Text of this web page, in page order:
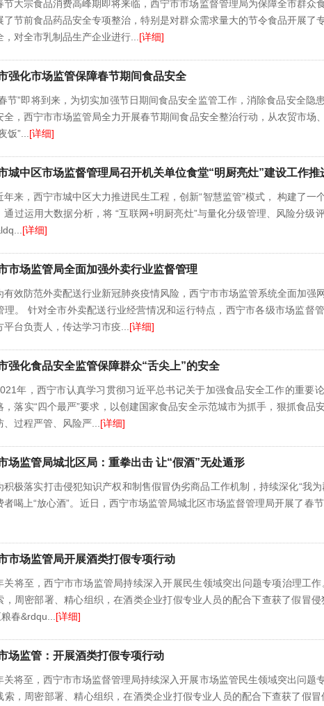
节大宗食品消费高峰期即将来临，西宁市市场监督管理局为保障全市群众
了节前食品药品安全专项整治，特别是对群众需求量大的节令食品开展了
，对全市乳制品生产企业进行... [详细]
强化市场监管保障春节期间食品安全
节”即将到来，为切实加强节日期间食品安全监管工作，消除食品安全隐
全，西宁市市场监管局全力开展春节期间食品安全整治行动，从农贸市场
饭”... [详细]
城中区市场监督管理局召开机关单位食堂“明厨亮灶”建设工作推
年来，西宁市城中区大力推进民生工程，创新“智慧监管”模式， 构建了一
通过运用大数据分析，将 “互联网+明厨亮灶”与量化分级管理、风险分级
[详细]
市场监管局全面加强外卖行业监督管理
有效防范外卖配送行业新冠肺炎疫情风险，西宁市市场监管系统全面加强
理。 针对全市外卖配送行业经营情况和运行特点，西宁市各级市场监督
平台负责人，传达学习市疫... [详细]
强化食品安全监管保障群众“舌尖上”的安全
年，西宁市认真学习贯彻习近平总书记关于加强食品安全工作的重要
，落实“四个最严”要求，以创建国家食品安全示范城市为抓手，狠抓食品
、过程严管、风险严... [详细]
场监管局城北区局：重拳出击 让“假酒”无处遁形
积极落实打击侵犯知识产权和制售假冒伪劣商品工作机制，持续深化“我
者喝上“放心酒”。近日，西宁市场监管局城北区市场监督管理局开展了春节
市场监管局开展酒类打假专项行动
关将至，西宁市市场监管局持续深入开展民生领域突出问题专项治理工
，周密部署、精心组织，在酒类企业打假专业人员的配合下查获了假冒侵
春&rdqu... [详细]
场监管：开展酒类打假专项行动
关将至，西宁市市场监督管理局持续深入开展市场监管民生领域突出问题
索，周密部署、精心组织，在酒类企业打假专业人员的配合下查获了假冒